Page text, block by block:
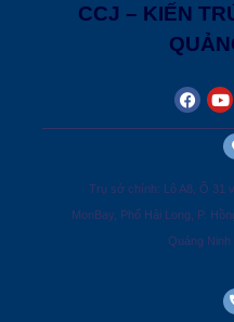
CCJ – KIẾN
Trụ sở chính: Lô A8, Ô 31
MonBay, Phố Hải Long, P.
Quảng Ninh